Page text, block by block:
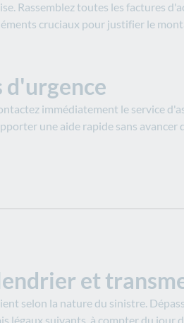
Rassemblez toutes les factures
cruciaux pour justifier le
d'urgence
immédiatement le service
une aide rapide sans
et
selon la nature du sinistre.
légaux suivants, à compter du